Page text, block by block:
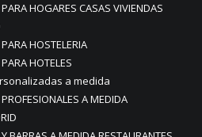
HOGARES CASAS VIVIENDAS
HOSTELERIA
HOTELES
a medida
A MEDIDA